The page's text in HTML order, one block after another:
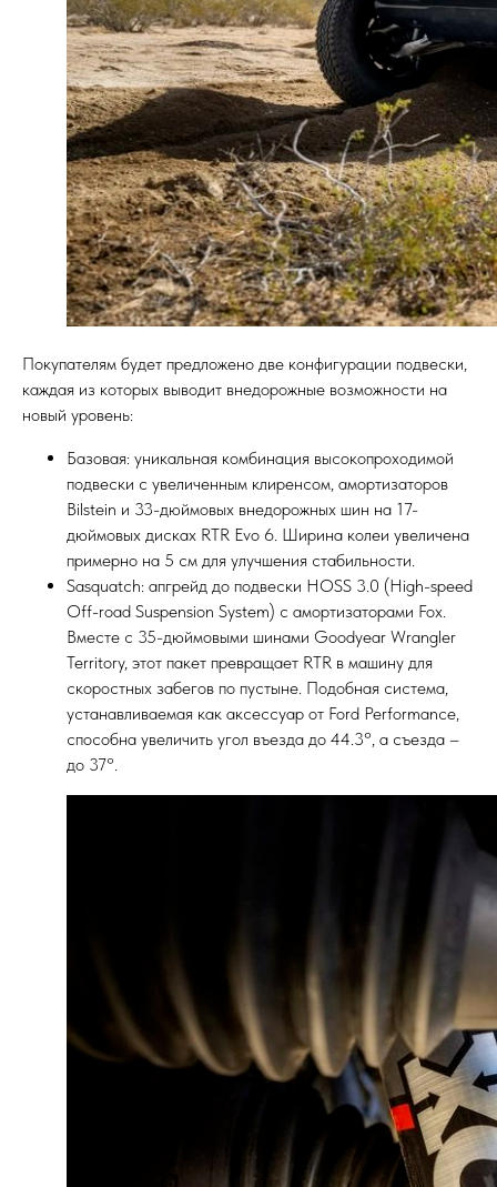
Покупателям будет предложено две конфигурации подвески,
каждая из которых выводит внедорожные возможности на
новый уровень:
Базовая: уникальная комбинация высокопроходимой
подвески с увеличенным клиренсом, амортизаторов
Bilstein и 33-дюймовых внедорожных шин на 17-
дюймовых дисках RTR Evo 6. Ширина колеи увеличена
примерно на 5 см для улучшения стабильности.
Sasquatch: апгрейд до подвески HOSS 3.0 (High-speed
Off-road Suspension System) с амортизаторами Fox.
Вместе с 35-дюймовыми шинами Goodyear Wrangler
Territory, этот пакет превращает RTR в машину для
скоростных забегов по пустыне. Подобная система,
устанавливаемая как аксессуар от Ford Performance,
способна увеличить угол въезда до 44.3°, а съезда –
до 37°.